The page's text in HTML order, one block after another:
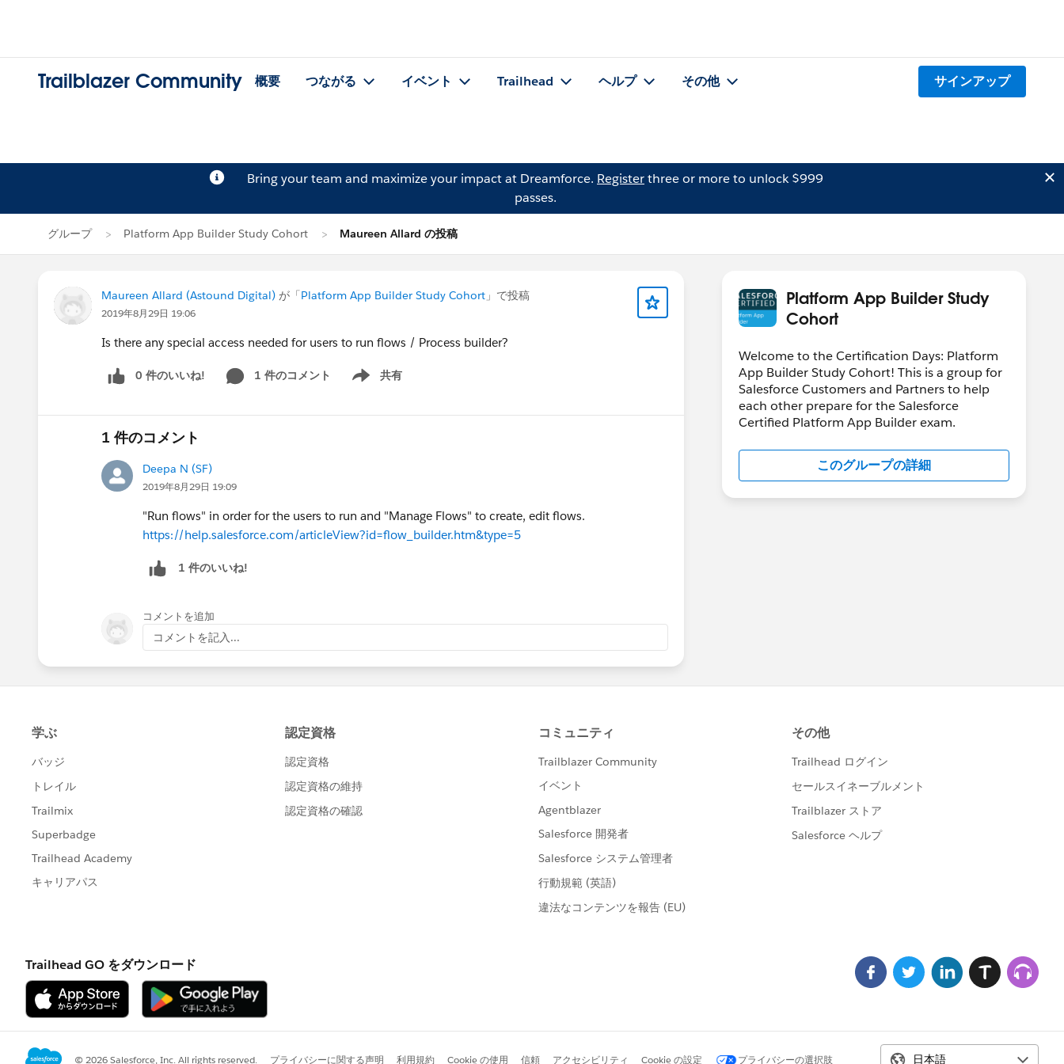
Trailblazer Community 概要 つながる イベント Trailhead ヘルプ その他 サインアップ
Bring your team and maximize your impact at Dreamforce. Registerthree or more to unlock $999
passes.
グループ Platform App Builder Study Cohort Maureen Allard の投稿
Maureen Allard (Astound Digital) が「Platform App Builder Study Cohort 」で投稿
2019年8月29日 19:06
Is there any special access needed for users to run flows / Process builder?
0 件のいいね! 1 件のコメント 共有
Show menu
1 件のコメント
Deepa N (SF)
2019年8月29日 19:09
"Run flows" in order for the users to run and "Manage Flows" to create, edit flows.
https://help.salesforce.com/articleView?id=flow_builder.htm&type=5
1 件のいいね!
コメントを追加
コメントを記入...
Platform App Builder Study
Cohort
Welcome to the Certification Days: Platform
App Builder Study Cohort! This is a group for
Salesforce Customers and Partners to help
each other prepare for the Salesforce
Certified Platform App Builder exam.
このグループの詳細